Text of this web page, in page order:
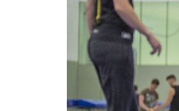
Events
ASVZ@home